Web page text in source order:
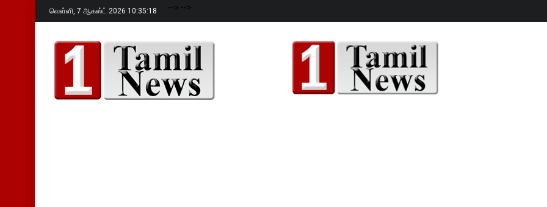
வெள்ளி, 7 ஆகஸ்ட் 2026 10:35:19 --> -->